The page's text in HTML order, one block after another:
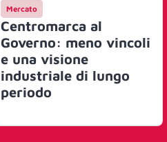
Mercato
Centromarca al
Governo: meno vincoli
e una visione
industriale di lungo
periodo